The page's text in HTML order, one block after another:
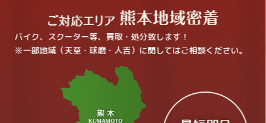
バイク、スクーター等、買取・処分致します！
※一部地域（天草・球磨・人吉）に関してはご相談ください。